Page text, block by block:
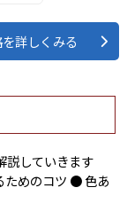
詳しくみる
説していきます
めのコツ ● 色あ